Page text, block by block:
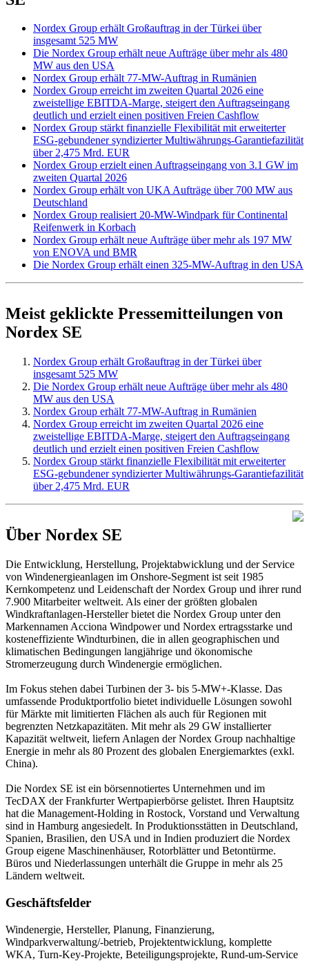
Nordex Group erhält Großauftrag in der Türkei über
insgesamt 525 MW
Die Nordex Group erhält neue Aufträge über mehr als 480
MW aus den USA
Nordex Group erhält 77-MW-Auftrag in Rumänien
Nordex Group erreicht im zweiten Quartal 2026 eine
zweistellige EBITDA-Marge, steigert den Auftragseingang
deutlich und erzielt einen positiven Freien Cashflow
Nordex Group stärkt finanzielle Flexibilität mit erweiterter
ESG-gebundener syndizierter Multiwährungs-Garantiefazilität
über 2,475 Mrd. EUR
Nordex Group erzielt einen Auftragseingang von 3.1 GW im
zweiten Quartal 2026
Nordex Group erhält von UKA Aufträge über 700 MW aus
Deutschland
Nordex Group realisiert 20-MW-Windpark für Continental
Reifenwerk in Korbach
Nordex Group erhält neue Aufträge über mehr als 197 MW
von ENOVA und BMR
Die Nordex Group erhält einen 325-MW-Auftrag in den USA
Meist geklickte Pressemitteilungen von
Nordex SE
Nordex Group erhält Großauftrag in der Türkei über
insgesamt 525 MW
Die Nordex Group erhält neue Aufträge über mehr als 480
MW aus den USA
Nordex Group erhält 77-MW-Auftrag in Rumänien
Nordex Group erreicht im zweiten Quartal 2026 eine
zweistellige EBITDA-Marge, steigert den Auftragseingang
deutlich und erzielt einen positiven Freien Cashflow
Nordex Group stärkt finanzielle Flexibilität mit erweiterter
ESG-gebundener syndizierter Multiwährungs-Garantiefazilität
über 2,475 Mrd. EUR
Über Nordex SE
Die Entwicklung, Herstellung, Projektabwicklung und der Service
von Windenergieanlagen im Onshore-Segment ist seit 1985
Kernkompetenz und Leidenschaft der Nordex Group und ihrer rund
7.900 Mitarbeiter weltweit. Als einer der größten globalen
Windkraftanlagen-Hersteller bietet die Nordex Group unter den
Markennamen Acciona Windpower und Nordex ertragsstarke und
kosteneffiziente Windturbinen, die in allen geographischen und
klimatischen Bedingungen langjährige und ökonomische
Stromerzeugung durch Windenergie ermöglichen.
Im Fokus stehen dabei Turbinen der 3- bis 5-MW+-Klasse. Das
umfassende Produktportfolio bietet individuelle Lösungen sowohl
für Märkte mit limitierten Flächen als auch für Regionen mit
begrenzten Netzkapazitäten. Mit mehr als 29 GW installierter
Kapazität weltweit, liefern Anlagen der Nordex Group nachhaltige
Energie in mehr als 80 Prozent des globalen Energiemarktes (exkl.
China).
Die Nordex SE ist ein börsennotiertes Unternehmen und im
TecDAX der Frankfurter Wertpapierbörse gelistet. Ihren Hauptsitz
hat die Management-Holding in Rostock, Vorstand und Verwaltung
sind in Hamburg angesiedelt. In Produktionsstätten in Deutschland,
Spanien, Brasilien, den USA und in Indien produziert die Nordex
Group eigene Maschinenhäuser, Rotorblätter und Betontürme.
Büros und Niederlassungen unterhält die Gruppe in mehr als 25
Ländern weltweit.
Geschäftsfelder
Windenergie, Hersteller, Planung, Finanzierung,
Windparkverwaltung/-betrieb, Projektentwicklung, komplette
WKA, Turn-Key-Projekte, Beteiligungsprojekte, Rund-um-Service